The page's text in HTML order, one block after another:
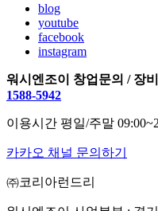
blog
youtube
facebook
instagram
워시엔조이 창업문의 / 장
1588-5942
이용시간 평일/주말
카카오 채널 문의하기
㈜코리아런드리